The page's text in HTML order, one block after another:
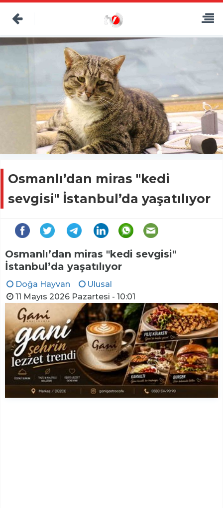
Osmanlı’dan miras "kedi
sevgisi" İstanbul’da yaşatılıyor
Osmanlı’dan miras "kedi sevgisi"
İstanbul’da yaşatılıyor
Doğa Hayvan
Ulusal
11 Mayıs 2026 Pazartesi - 10:01